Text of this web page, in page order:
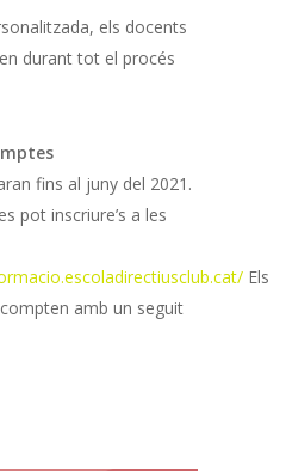
els docents
durant tot el procés
fins al juny del 2021.
pot inscriure’s a les
Els
amb un seguit